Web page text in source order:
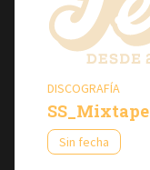
DISCOGRAFÍA
SS_Mixtape
Sin fecha